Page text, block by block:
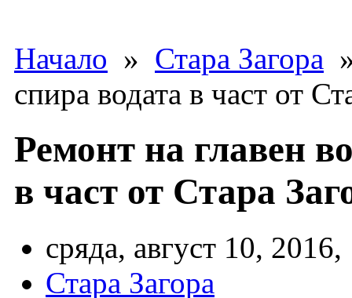
Начало » Стара Загора
спира водата в част от
Ремонт на главен
в част от Стара
сряда, август 10,
Стара Загора